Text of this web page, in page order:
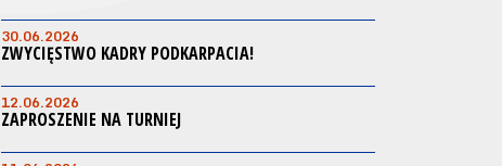
30.06.2026
ZWYCIĘSTWO KADRY PODKARPACIA!
12.06.2026
ZAPROSZENIE NA TURNIEJ